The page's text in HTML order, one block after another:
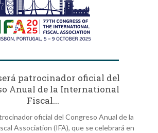
patrocinador oficial del
Anual de la International
Fiscal...
oficial del Congreso Anual de la
Association (IFA), que se celebrará en